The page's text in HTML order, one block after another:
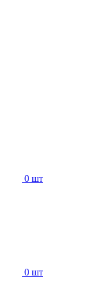
0 шт
0 шт